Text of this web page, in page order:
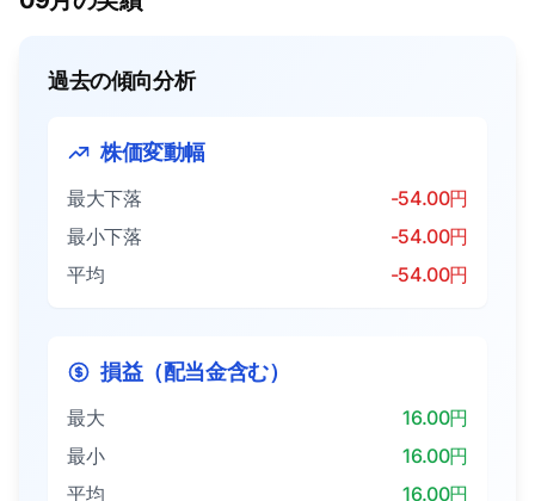
過去の傾向分析
株価変動幅
最大下落
-54.00円
最小下落
-54.00円
平均
-54.00円
損益（配当金含む）
最大
16.00円
最小
16.00円
平均
16.00円